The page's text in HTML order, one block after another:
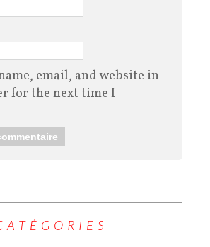
email, and website in
for the next time I